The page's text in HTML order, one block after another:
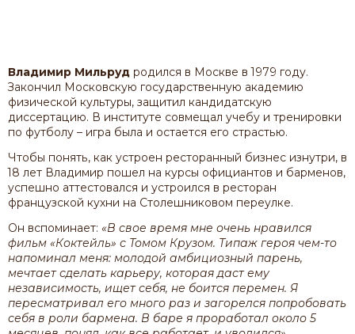
Владимир Мильруд родился в Москве в 1979 году.
Закончил Московскую государственную академию
физической культуры, защитил кандидатскую
диссертацию. В институте совмещал учебу и тренировки
по футболу – игра была и остается его страстью.
Чтобы понять, как устроен ресторанный бизнес изнутри, в
18 лет Владимир пошел на курсы официантов и барменов,
успешно аттестовался и устроился в ресторан
французской кухни на Столешниковом переулке.
Он вспоминает: «В свое время мне очень нравился
фильм «Коктейль» с Томом Крузом. Типаж героя чем-то
напоминал меня: молодой амбициозный парень,
мечтает сделать карьеру, которая даст ему
независимость, ищет себя, не боится перемен. Я
пересматривал его много раз и загорелся попробовать
себя в роли бармена. В баре я проработал около 5